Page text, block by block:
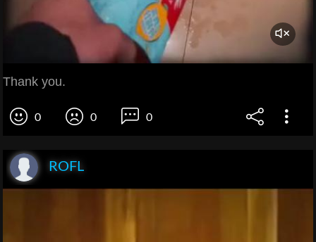
Thank you.
0 0 0
ROFL